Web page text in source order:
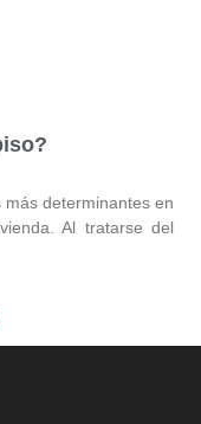
determinantes en
Al tratarse del